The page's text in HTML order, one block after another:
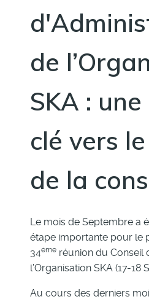
de
SKA :
clé vers
de la
Le mois de Septembre a
étape importante pour le
34ème réunion du Conseil
l’Organisation SKA (17-18
Au cours des derniers